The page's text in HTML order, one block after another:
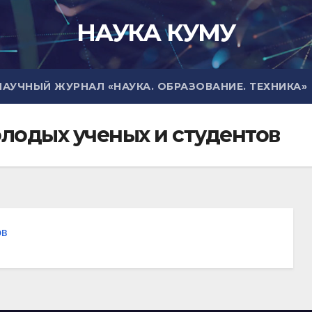
НАУКА КУМУ
ЖУРНАЛ «НАУКА. ОБРАЗОВАНИЕ. ТЕХНИКА»
ученых и студентов